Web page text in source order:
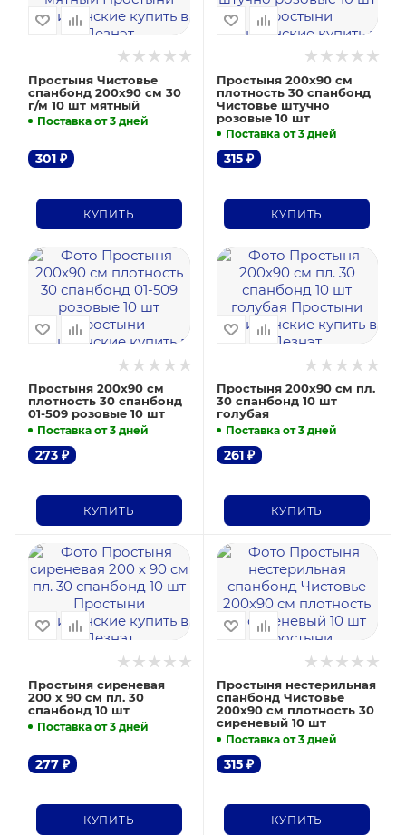
Простыня Чистовье
спанбонд 200х90 см 30
г/м 10 шт мятный
Поставка от 3 дней
301 ₽
КУПИТЬ
Простыня 200х90 см
плотность 30 спанбонд
Чистовье штучно
розовые 10 шт
Поставка от 3 дней
315₽
КУПИТЬ
Простыня 200х90 см
плотность 30 спанбонд
01-509 розовые 10 шт
Поставка от 3 дней
273 ₽
КУПИТЬ
Простыня 200х90 см пл.
30 спанбонд 10 шт
голубая
Поставка от 3 дней
261₽
КУПИТЬ
Простыня сиреневая
200 х 90 см пл. 30
спанбонд 10 шт
Поставка от 3 дней
277 ₽
КУПИТЬ
Простыня нестерильная
спанбонд Чистовье
200х90 см плотность 30
сиреневый 10 шт
Поставка от 3 дней
315₽
КУПИТЬ